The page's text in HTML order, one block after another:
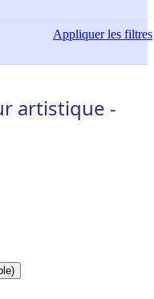
Appliquerles filtres
artistique -